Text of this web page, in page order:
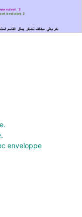
enveloppe